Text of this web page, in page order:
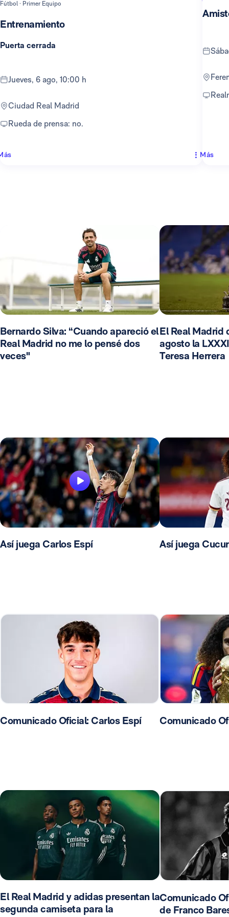
Fútbol · Primer Equipo
Entrenamiento
Puerta cerrada
jueves, 6 ago, 10:00 h
Ciudad Real Madrid
Rueda de prensa: no.
Más
Bernardo Silva: “Cuando apareció el
Real Madrid no me lo pensé dos
veces"
El Real Madrid
agosto la
Teresa Herrera
Así juega Carlos Espí Así juega
Comunicado Oficial: Carlos Espí Comunicado
El Real Madrid y adidas presentan la
segunda camiseta para la
Comunicado
de Franco